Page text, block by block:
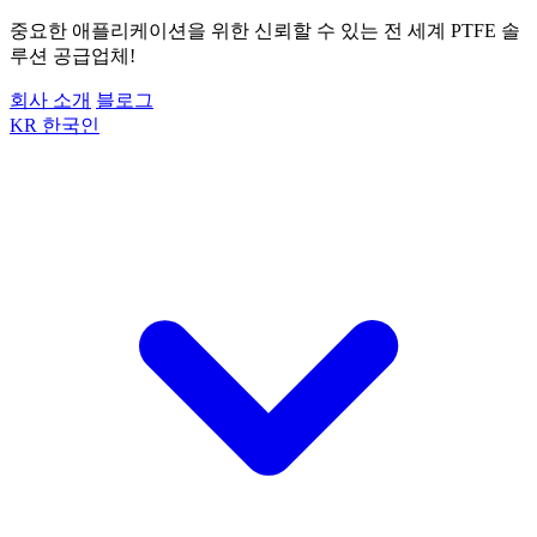
중요한 애플리케이션을 위한 신뢰할 수 있는 전 세계 PTFE 솔
루션 공급업체!
회사 소개 블로그
KR 한국인